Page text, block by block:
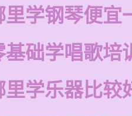
里学钢琴便宜
基础学唱歌培
里学乐器比较